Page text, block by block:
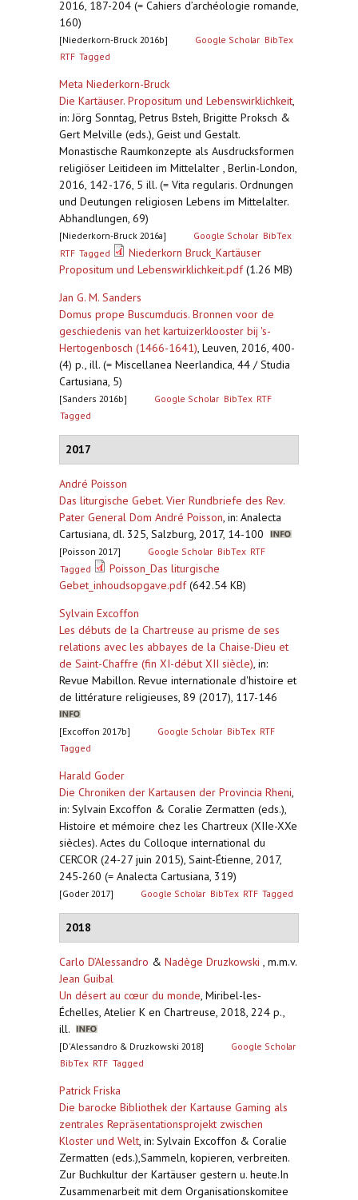
2016, 187-204 (= Cahiers d’archéologie romande,
160)
[Niederkorn-Bruck 2016b] Google Scholar BibTex
RTF Tagged
Meta Niederkorn-Bruck
Die Kartäuser. Propositum und Lebenswirklichkeit,
in: Jörg Sonntag, Petrus Bsteh, Brigitte Proksch &
Gert Melville (eds.), Geist und Gestalt.
Monastische Raumkonzepte als Ausdrucksformen
religiöser Leitideen im Mittelalter , Berlin-London,
2016, 142-176, 5 ill. (= Vita regularis. Ordnungen
und Deutungen religiosen Lebens im Mittelalter.
Abhandlungen, 69)
[Niederkorn-Bruck 2016a] Google Scholar BibTex
RTF Tagged
Niederkorn Bruck_Kartäuser
Propositum und Lebenswirklichkeit.pdf(1.26 MB)
Jan G. M. Sanders
Domus prope Buscumducis. Bronnen voor de
geschiedenis van het kartuizerklooster bij 's-
Hertogenbosch (1466-1641), Leuven, 2016, 400-
(4) p., ill. (= Miscellanea Neerlandica, 44 / Studia
Cartusiana, 5)
[Sanders 2016b] Google Scholar BibTex RTF
Tagged
2017
André Poisson
Das liturgische Gebet. Vier Rundbriefe des Rev.
Pater General Dom André Poisson, in: Analecta
Cartusiana, dl. 325, Salzburg, 2017, 14-100
[Poisson 2017] Google Scholar BibTex RTF
Tagged
Poisson_Das liturgische
Gebet_inhoudsopgave.pdf(642.54 KB)
Sylvain Excoffon
Les débuts de la Chartreuse au prisme de ses
relations avec les abbayes de la Chaise-Dieu et
de Saint-Chaffre (fin XI-début XII siècle), in:
Revue Mabillon. Revue internationale d'histoire et
de littérature religieuses, 89 (2017), 117-146
[Excoffon 2017b] Google Scholar BibTex RTF
Tagged
Harald Goder
Die Chroniken der Kartausen der Provincia Rheni,
in: Sylvain Excoffon & Coralie Zermatten (eds.),
Histoire et mémoire chez les Chartreux (XIIe-XXe
siècles). Actes du Colloque international du
CERCOR (24-27 juin 2015), Saint-Étienne, 2017,
245-260 (= Analecta Cartusiana, 319)
[Goder 2017] Google Scholar BibTex RTF Tagged
2018
Carlo D’Alessandro & Nadège Druzkowski , m.m.v.
Jean Guibal
Un désert au cœur du monde, Miribel-les-
Échelles, Atelier K en Chartreuse, 2018, 224 p.,
ill.
[D'Alessandro & Druzkowski 2018]
Google Scholar
BibTex RTF Tagged
Patrick Friska
Die barocke Bibliothek der Kartause Gaming als
zentrales Repräsentationsprojekt zwischen
Kloster und Welt, in: Sylvain Excoffon & Coralie
Zermatten (eds.),Sammeln, kopieren, verbreiten.
Zur Buchkultur der Kartäuser gestern u. heute.In
Zusammenarbeit mit dem Organisationskomitee